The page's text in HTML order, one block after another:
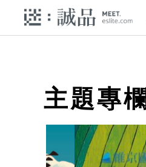
主題專欄